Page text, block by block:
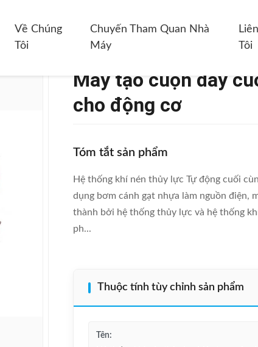
Về Chúng
Tôi
Chuyến Tham Quan Nhà
Máy
Tôi
Máy tạo cuộn dây
cho động cơ
Tóm tắt sản phẩm
Hệ thống khí nén thủy lực Tự động cuối
dụng bơm cánh gạt nhựa làm nguồn điện,
thành bởi hệ thống thủy lực và hệ thống
ph...
Thuộc tính tùy chỉnh sản phẩm
Tên: